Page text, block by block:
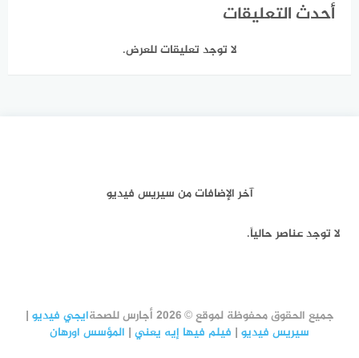
أحدث التعليقات
لا توجد تعليقات للعرض.
آخر الإضافات من سيريس فيديو
لا توجد عناصر حالياً.
جميع الحقوق محفوظة لموقع © 2026 أجارس للصحة ايجي فيديو |
سيريس فيديو | فيلم فيها إيه يعني | المؤسس اورهان